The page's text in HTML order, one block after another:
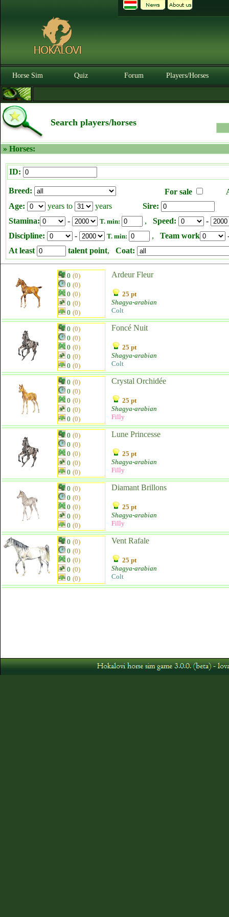
Horse Sim Quiz Forum Players/Horses
Search players/horses
» Horses:
ID:
Breed: For sale
Age:
years to years
Sire:
Stamina:
- T. min: , Speed:
-
Discipline:
- T. min: , Team work
At least
talent point, Coat:
0 (0)
0 (0)
0 (0)
0 (0)
0 (0)
Ardeur Fleur
25 pt
Shagya-arabian
Colt
0 (0)
0 (0)
0 (0)
0 (0)
0 (0)
Foncé Nuit
25 pt
Shagya-arabian
Colt
0 (0)
0 (0)
0 (0)
0 (0)
0 (0)
Crystal Orchidée
25 pt
Shagya-arabian
Filly
0 (0)
0 (0)
0 (0)
0 (0)
0 (0)
Lune Princesse
25 pt
Shagya-arabian
Filly
0 (0)
0 (0)
0 (0)
0 (0)
0 (0)
Diamant Brillons
25 pt
Shagya-arabian
Filly
0 (0)
0 (0)
0 (0)
0 (0)
0 (0)
Vent Rafale
25 pt
Shagya-arabian
Colt